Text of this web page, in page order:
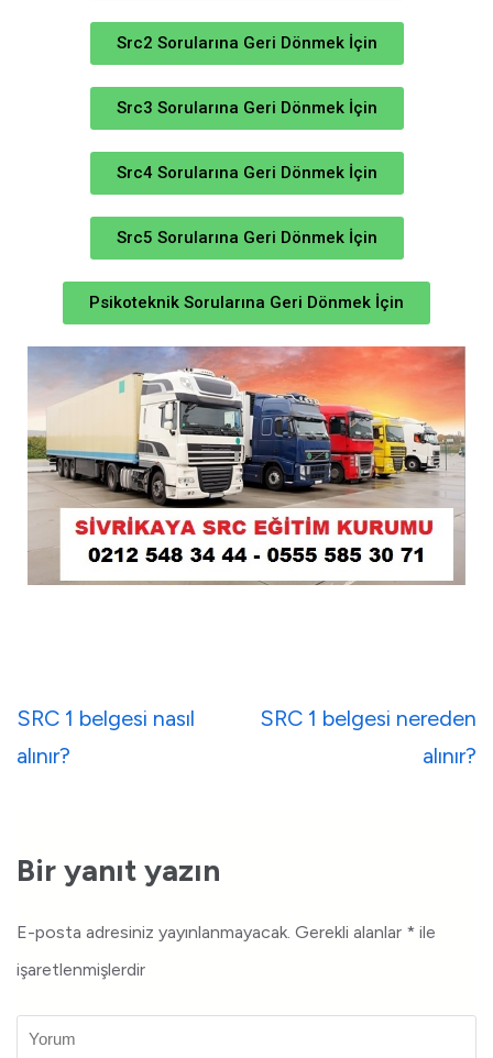
Src2 Sorularına Geri Dönmek İçin
Src3 Sorularına Geri Dönmek İçin
Src4 Sorularına Geri Dönmek İçin
Src5 Sorularına Geri Dönmek İçin
Psikoteknik Sorularına Geri Dönmek İçin
SRC 1 belgesi nasıl
alınır?
SRC 1 belgesi nereden
alınır?
Bir yanıt yazın
E-posta adresiniz yayınlanmayacak. Gerekli alanlar * ile
işaretlenmişlerdir